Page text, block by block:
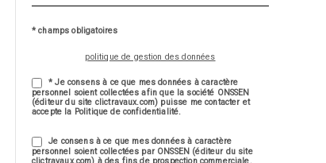
* champs obligatoires
politique de gestion des données
* Je consens à ce que mes données à caractère
personnel soient collectées afin que la société ONSSEN
(éditeur du site clictravaux.com) puisse me contacter et
accepte la Politique de confidentialité.
Je consens à ce que mes données à caractère
personnel soient collectées par ONSSEN (éditeur du site